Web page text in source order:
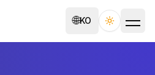
🌐KO Toggle